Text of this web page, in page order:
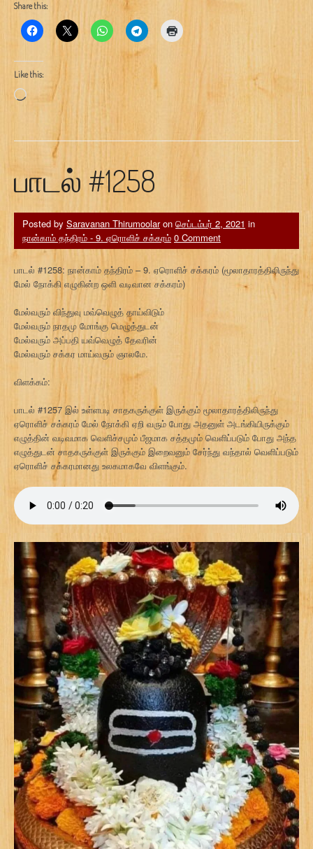
Share this:
Like this:
Loading…
பாடல் #1258
Posted by Saravanan Thirumoolaron செப்டம்பர் 2, 2021 in
நான்காம் தந்திரம் - 9. ஏரொளிச் சக்கரம் 0 Comment
பாடல் #1258: நான்காம் தந்திரம் – 9. ஏரொளிச் சக்கரம் (மூலாதாரத்திலிருந்து
மேல் நோக்கி எழுகின்ற ஒளி வடிவான சக்கரம்)
மேல்வரும் விந்துவு மவ்வெழுத் தாய்விடும்
மேல்வரும் நாதமு மோங்கு மெழுத்துடன்
மேல்வரும் அப்பதி யவ்வெழுத் தேவரின்
மேல்வரும் சக்கர மாய்வரும் ஞாலமே.
விளக்கம்:
பாடல் #1257 இல் உள்ளபடி சாதகருக்குள் இருக்கும் மூலாதாரத்திலிருந்து
ஏரொளிச் சக்கரம் மேல் நோக்கி ஏறி வரும் போது அதனுள் அடங்கியிருக்கும்
எழுத்தின் வடிவமாக வெளிச்சமும் பீஜமாக சத்தமும் வெளிப்படும் போது அந்த
எழுத்துடன் சாதகருக்குள் இருக்கும் இறைவனும் சேர்ந்து வந்தால் வெளிப்படும்
ஏரொளிச் சக்கரமானது உலகமாகவே விளங்கும்.